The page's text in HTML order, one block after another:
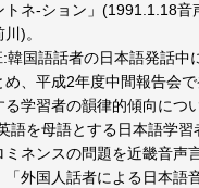
トネ-ション」(1991.1.18音
)。
韓国語話者の日本語発話中
め、平成2年度中間報告会
る学習者の韻律的傾向につ
語を母語とする日本語学習
ミネンスの問題を近畿音声
「外国人話者による日本語